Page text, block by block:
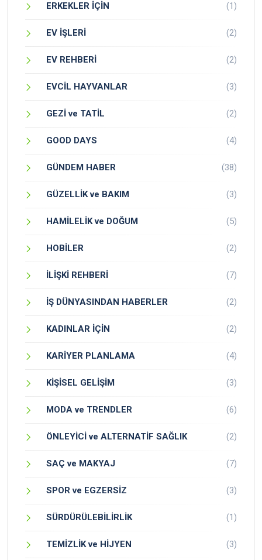
ERKEKLER İÇİN (1)
EV İŞLERİ (2)
EV REHBERİ (2)
EVCİL HAYVANLAR (3)
GEZİ ve TATİL (2)
GOOD DAYS (4)
GÜNDEM HABER (38)
GÜZELLİK ve BAKIM (3)
HAMİLELİK ve DOĞUM (5)
HOBİLER (2)
İLİŞKİ REHBERİ (7)
İŞ DÜNYASINDAN HABERLER (2)
KADINLAR İÇİN (2)
KARİYER PLANLAMA (4)
KİŞİSEL GELİŞİM (3)
MODA ve TRENDLER (6)
ÖNLEYİCİ ve ALTERNATİF SAĞLIK (2)
SAÇ ve MAKYAJ (7)
SPOR ve EGZERSİZ (3)
SÜRDÜRÜLEBİLİRLİK (1)
TEMİZLİK ve HİJYEN (3)